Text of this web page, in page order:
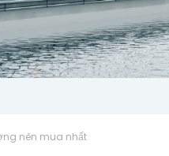
nên mua nhất